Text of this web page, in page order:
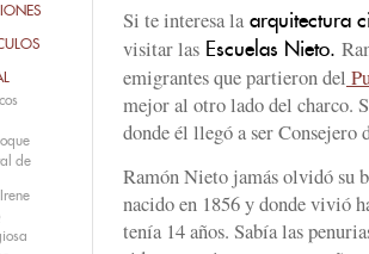
de
Si te interesa la arquitectura
visitar las Escuelas Nieto.
emigrantes que partieron del
mejor al otro lado del charco.
donde él llegó a ser Consejero
Ramón Nieto jamás olvidó su
nacido en 1856 y donde vivió
tenía 14 años. Sabía las